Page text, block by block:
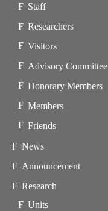
Staff
Researchers
Visitors
Advisory Committee
Honorary Members
Members
Friends
News
Announcement
Research
Units